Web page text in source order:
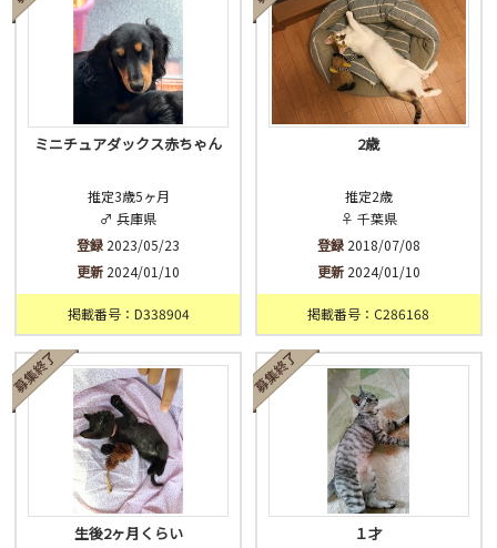
ミニチュアダックス赤ちゃん
推定3歳5ヶ月
♂ 兵庫県
登録 2023/05/23
更新 2024/01/10
掲載番号：D338904
2歳
推定2歳
♀ 千葉県
登録2018/07/08
更新2024/01/10
掲載番号：C286168
生後2ヶ月くらい １才